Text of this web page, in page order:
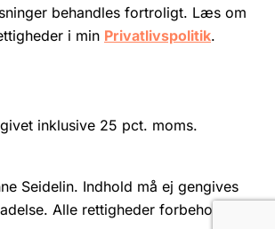
behandles fortroligt. Læs om
i min Privatlivspolitik.
inklusive 25 pct. moms.
Seidelin. Indhold må ej gengives
Alle rettigheder forbeholdes.